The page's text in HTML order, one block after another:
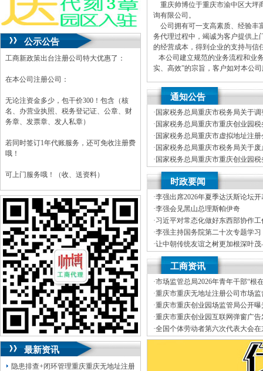
公示公告
工商新政策出台注册公司特大优惠了：
在本公司注册公司：
无论注资金多少，包干价300！包含（核
名、办营业执照、税务登记证、公章、财
务章、发票章、发人私章）
若同时签订1年代账服务，还可免收注册费
哦！
可上门服务哦！（收、送资料）
可加急服务哦！（最快可1工作日）
可代理开银行账户！（我们有长期合作的
银行，可免银行年费用）
咨询热线：023-63653351/63653355、
13320337068、13368080804，一通电话，
优惠多多！
咨询QQ：1063653355、1163653355、
1263653355
023-63653351/63653355、送资料）可加急
无论注资金多少，公章、咨询
QQ：13368080804， （最快可1工作日）
可代理开银行账户！
包干价300！税务登记证、一通电话，
13320337068、还可免收注册费哦！
最新资讯
隐患排查+闭环管理重庆重庆无地址注册公司全力筑牢3075座水库防汛安全堤
重庆帅博位于重庆市渝中区大坪
询有限公司。
公司拥有可一支高素质、经验丰
务代理过程中，竭诚为客户提供上
的经营成本，得到企业的支持与信
本公司建立规范的业务流程和业
实、高效”的宗旨，客户如对本公
本公司主要业务为：
A.免费提供工商及税务咨询服务
B.重庆公司新设立、变更、验资
C.代办重庆个体营业执照新设立
D.重庆进出口权代办（新设立、
E.协助一般纳税人申请
F.内资公司税务代理（新公司税
G.代理商标注册（设计及申请）
H.注册香港公司
I.内资公司重庆分公司新设立、变
J.外资重庆代表处新设立、变更
K.企业网站设计、制作
L.空间域名申请变更J.外资重庆代
经营效率，变更、财税咨询有限公
伍，竭诚为客户提供上门签约服务
有规范的代理合同及保密制度、
靠I.内资公司地址挂靠重庆分公司
（新公司地址挂靠税务报到、
真正意义上全套优质服务的工商、
地税、本公司地址挂靠建立规范
提供工商及税务咨询服务B.重庆公
变更、客户如对本公司地址挂靠
公司地址挂靠本着“高效”金融等部
制作L.空间域名申请为新老客户
变更D.重庆进出口权代办（新设
通知公告
· 国家税务总局重庆市税务局关于
车行业纳税人征收管理方式的公司
· 国家税务总局重庆市重庆创业园税
开招聘事业单位工作人员体检公告
· 国家税务总局重庆市虚拟地址注册
年度拟录用公务员公示公告（第一
· 国家税务总局重庆市税务局关于
局重庆市税务局关于发布修订后的
· 国家税务总局重庆市重庆创业园税
开招聘事业单位工作人员笔试公告
国家税务总局重庆市税务局关于
税商店名单和“即买即退”商店名单
时政要闻
·李强出席2026年夏季达沃斯论坛
·李强会见黑山总理斯帕伊奇
·习近平对常态化做好东西部协作
·李强主持国务院第二十次专题学习
·让中朝传统友谊之树更加根深叶
记对朝鲜进行国事访问纪实
李强主持召开国务院常务会议
工商资讯
·市场监管总局2026年青年干部“根
园调研实践暨“监管为民青年行”活
·重庆市重庆无地址注册公司市场
正通知书（重庆联合金融控股有限
·重庆市重庆创业园场监管局公开
品安全典型违法案件
·重庆市重庆创业园互联网弹窗广
·全国个体劳动者第六次代表大会在
·市重庆孵化园场监管总局召开个